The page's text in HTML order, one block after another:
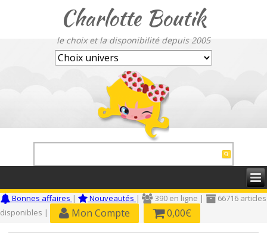
Charlotte Boutik
le choix et la disponibilité depuis 2005
Bonnes affaires | Nouveautés | 390 en ligne |
66716 articles
disponibles |
Mon Compte 0,00€